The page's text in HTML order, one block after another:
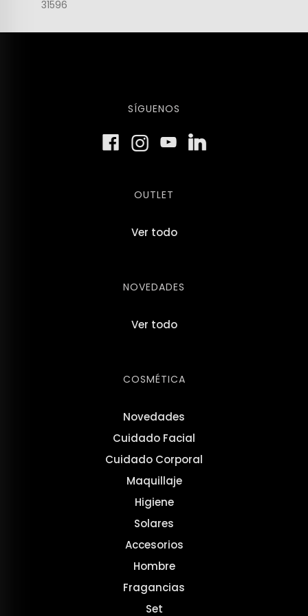
31596
SÍGUENOS
OUTLET
Ver todo
NOVEDADES
Ver todo
COSMÉTICA
Novedades
Cuidado Facial
Cuidado Corporal
Maquillaje
Higiene
Solares
Accesorios
Hombre
Fragancias
Set